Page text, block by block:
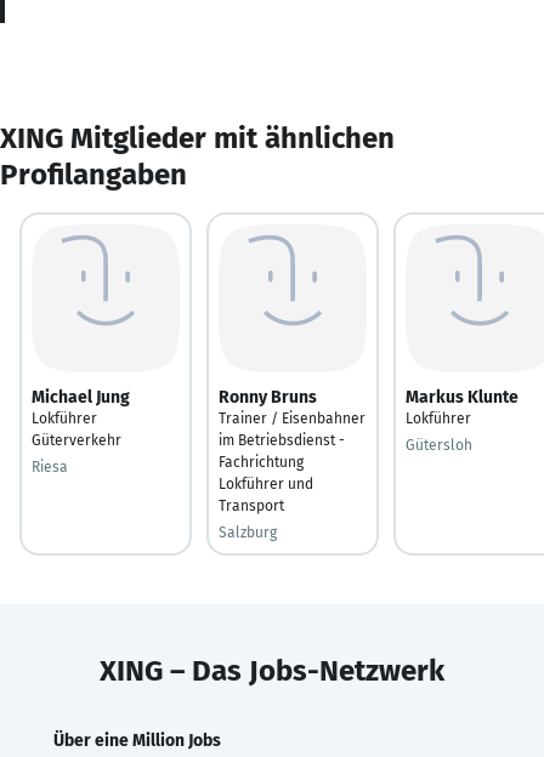
XING Mitglieder mit ähnlichen
Profilangaben
Michael Jung
Lokführer
Güterverkehr
Riesa
Ronny Bruns
Trainer / Eisenbahner
im Betriebsdienst -
Fachrichtung
Lokführer und
Transport
Salzburg
Markus Klunte
Lokführer
Gütersloh
XING – Das Jobs-Netzwerk
Über eine Million Jobs